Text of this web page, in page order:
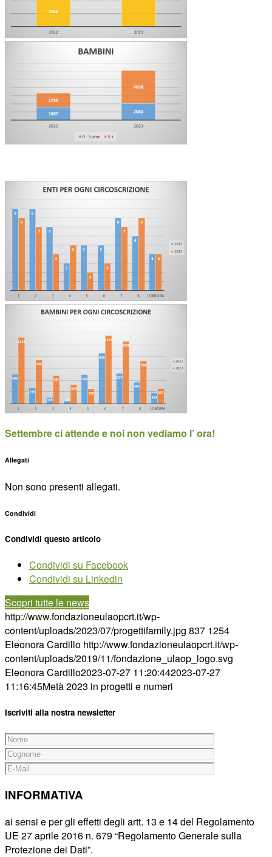
Settembre ci attende e noi non vediamo l’ ora!
Allegati
Non sono presenti allegati.
Condividi
Condividi questo articolo
Condividi su Facebook
Condividi su Linkedin
Scopri tutte le news
http://www.fondazioneulaopcrt.it/wp-
content/uploads/2023/07/progettifamily.jpg 837 1254
Eleonora Cardillo http://www.fondazioneulaopcrt.it/wp-
content/uploads/2019/11/fondazione_ulaop_logo.svg
Eleonora Cardillo2023-07-27 11:20:442023-07-27
11:16:45Metà 2023 in progetti e numeri
Iscriviti alla nostra newsletter
INFORMATIVA
ai sensi e per gli effetti degli artt. 13 e 14 del Regolamento
UE 27 aprile 2016 n. 679 “Regolamento Generale sulla
Protezione dei Dati”.